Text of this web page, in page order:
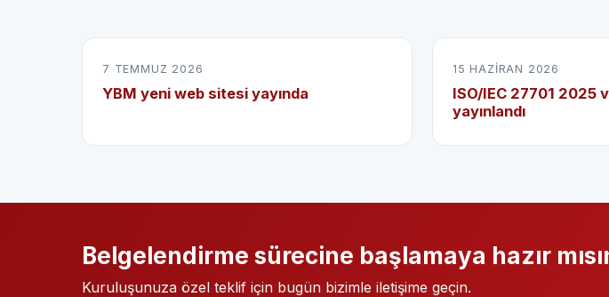
7 TEMMUZ 2026
YBM yeni web sitesi yayında
15 HAZIRAN 2026
ISO/IEC 27701 2025
yayınlandı
Belgelendirme sürecine başlamaya hazır
Kuruluşunuza özel teklif için bugün bizimle iletişime geçin.